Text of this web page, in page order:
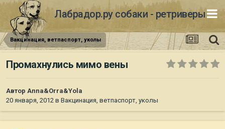
Лабрадор.ру собаки - ретриверы
Вакцинация, ветпаспорт, уколы
Промахнулись мимо вены
Автор Anna&Orra&Yola
20 января, 2012 в Вакцинация, ветпаспорт, уколы